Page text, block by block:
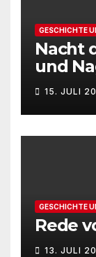
GESCHICHTE
Nacht
und
15. JULI
GESCHICHTE
Rede
13. JULI